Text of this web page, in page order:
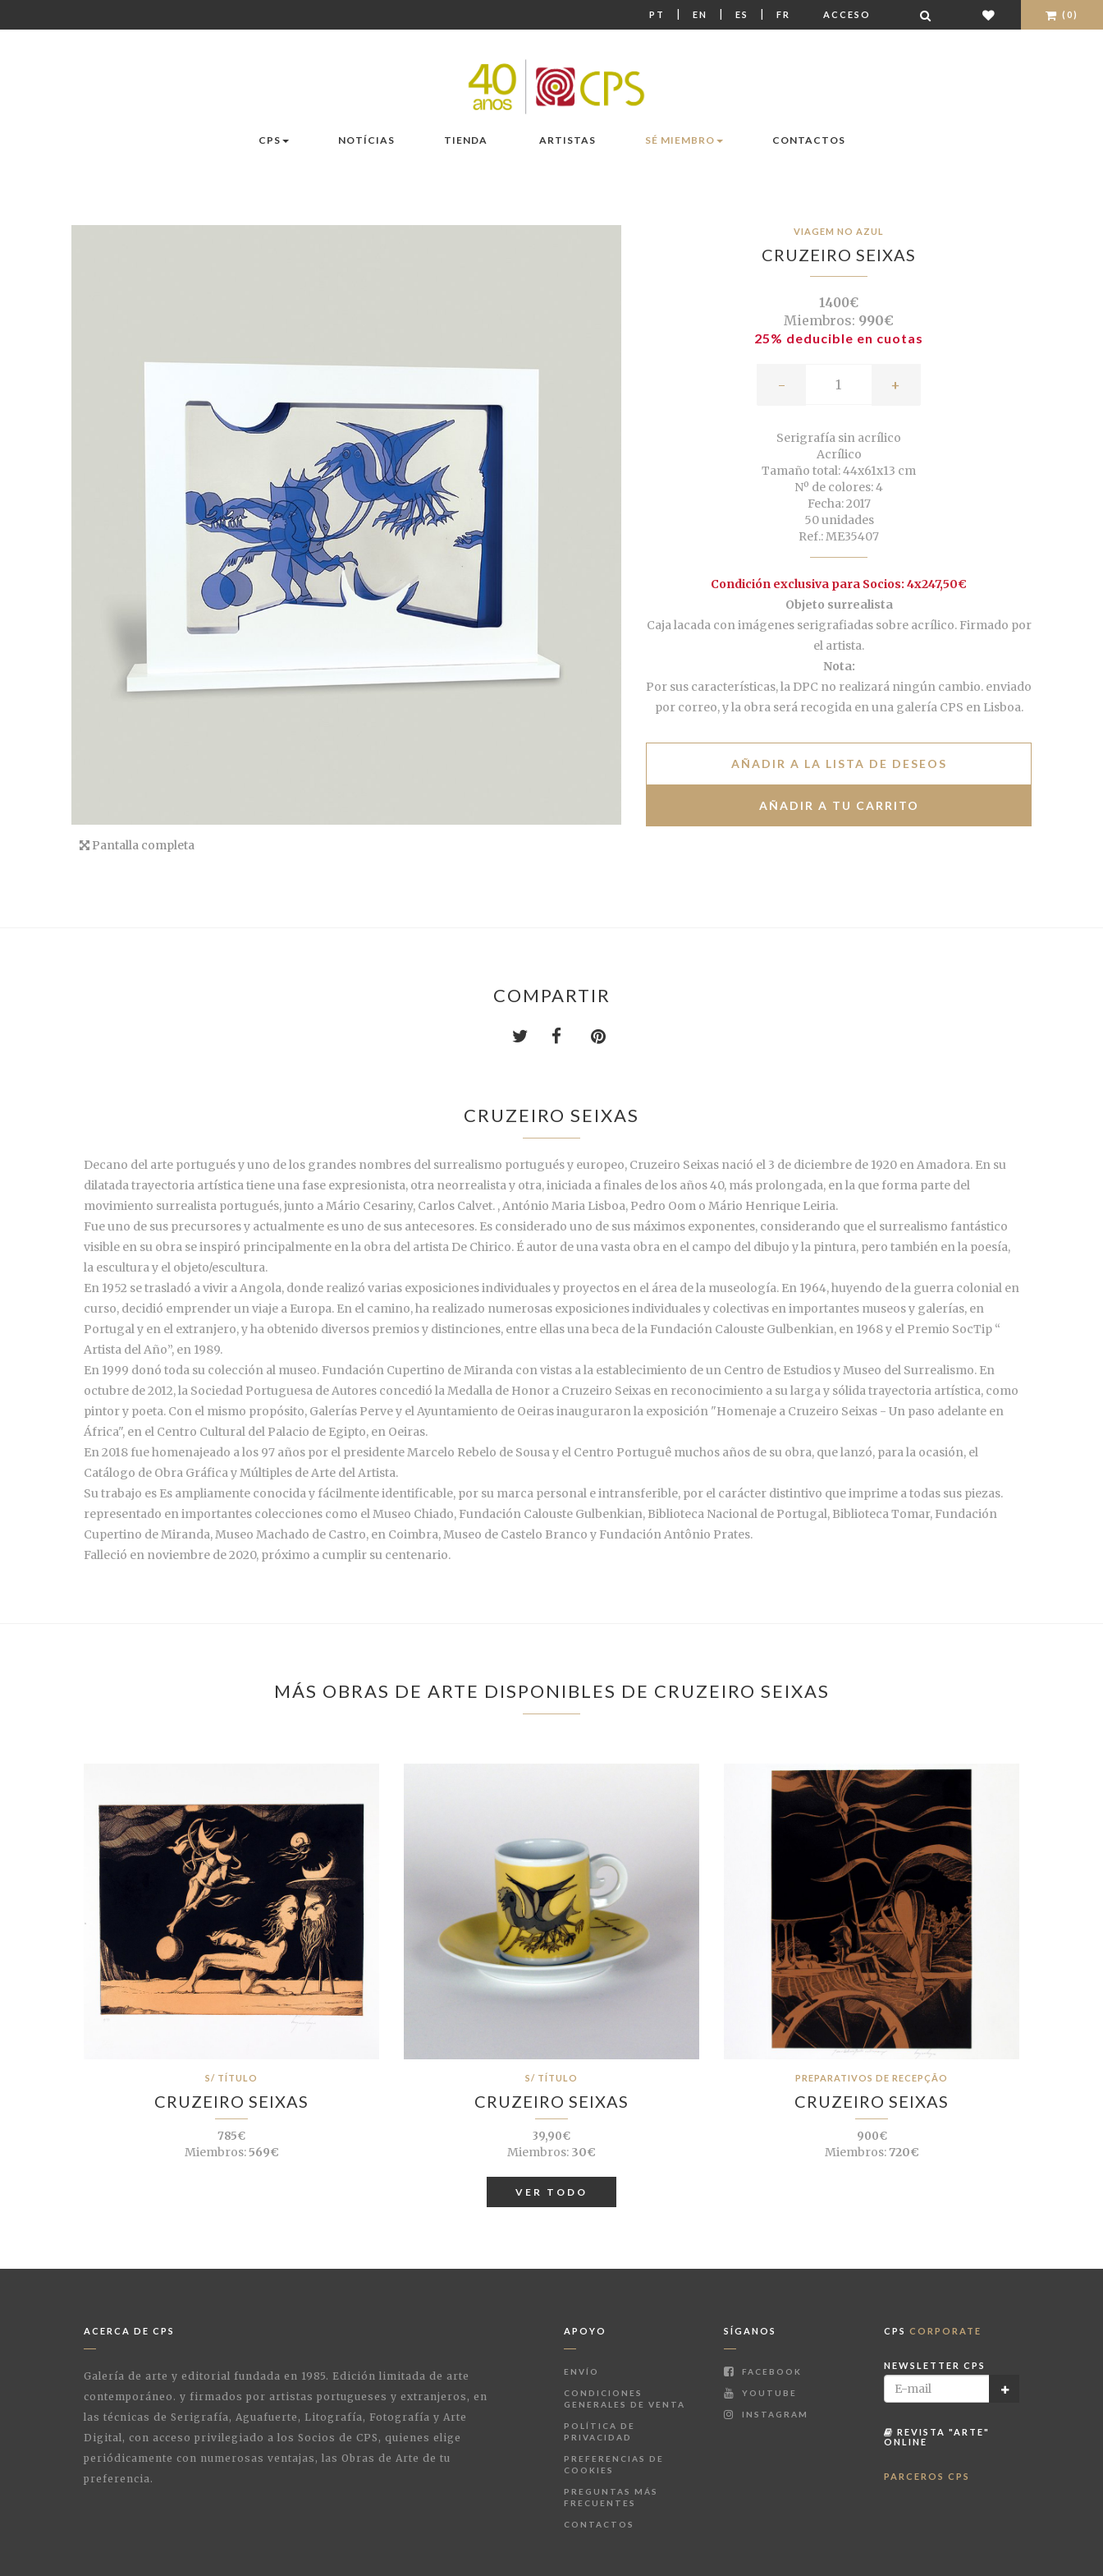
PT | EN | ES | FR ACCESO (0)
CPS NOTÍCIAS TIENDA ARTISTAS SÉ MIEMBRO CONTACTOS
Pantalla completa
VIAGEM NO AZUL
CRUZEIRO SEIXAS
1400€
Miembros: 990€
25% deducible en cuotas
- +
Serigrafía sin acrílico
Acrílico
Tamaño total: 44x61x13 cm
Nº de colores: 4
Fecha: 2017
50 unidades
Ref.: ME35407
Condición exclusiva para Socios: 4x247,50€
Objeto surrealista
Caja lacada con imágenes serigrafiadas sobre acrílico. Firmado por
el artista.
Nota:
Por sus características, la DPC no realizará ningún cambio. enviado
por correo, y la obra será recogida en una galería CPS en Lisboa.
AÑADIR A LA LISTA DE DESEOS
COMPARTIR
CRUZEIRO SEIXAS
Decano del arte portugués y uno de los grandes nombres del surrealismo portugués y europeo, Cruzeiro Seixas nació el 3 de diciembre de 1920 en Amadora. En su
dilatada trayectoria artística tiene una fase expresionista, otra neorrealista y otra, iniciada a finales de los años 40, más prolongada, en la que forma parte del
movimiento surrealista portugués, junto a Mário Cesariny, Carlos Calvet. , António Maria Lisboa, Pedro Oom o Mário Henrique Leiria.
Fue uno de sus precursores y actualmente es uno de sus antecesores. Es considerado uno de sus máximos exponentes, considerando que el surrealismo fantástico
visible en su obra se inspiró principalmente en la obra del artista De Chirico. É autor de una vasta obra en el campo del dibujo y la pintura, pero también en la poesía,
la escultura y el objeto/escultura.
En 1952 se trasladó a vivir a Angola, donde realizó varias exposiciones individuales y proyectos en el área de la museología. En 1964, huyendo de la guerra colonial en
curso, decidió emprender un viaje a Europa. En el camino, ha realizado numerosas exposiciones individuales y colectivas en importantes museos y galerías, en
Portugal y en el extranjero, y ha obtenido diversos premios y distinciones, entre ellas una beca de la Fundación Calouste Gulbenkian, en 1968 y el Premio SocTip “
Artista del Año”, en 1989.
En 1999 donó toda su colección al museo. Fundación Cupertino de Miranda con vistas a la establecimiento de un Centro de Estudios y Museo del Surrealismo. En
octubre de 2012, la Sociedad Portuguesa de Autores concedió la Medalla de Honor a Cruzeiro Seixas en reconocimiento a su larga y sólida trayectoria artística, como
pintor y poeta. Con el mismo propósito, Galerías Perve y el Ayuntamiento de Oeiras inauguraron la exposición "Homenaje a Cruzeiro Seixas - Un paso adelante en
África", en el Centro Cultural del Palacio de Egipto, en Oeiras.
En 2018 fue homenajeado a los 97 años por el presidente Marcelo Rebelo de Sousa y el Centro Portuguê muchos años de su obra, que lanzó, para la ocasión, el
Catálogo de Obra Gráfica y Múltiples de Arte del Artista.
Su trabajo es Es ampliamente conocida y fácilmente identificable, por su marca personal e intransferible, por el carácter distintivo que imprime a todas sus piezas.
representado en importantes colecciones como el Museo Chiado, Fundación Calouste Gulbenkian, Biblioteca Nacional de Portugal, Biblioteca Tomar, Fundación
Cupertino de Miranda, Museo Machado de Castro, en Coimbra, Museo de Castelo Branco y Fundación Antônio Prates.
Falleció en noviembre de 2020, próximo a cumplir su centenario.
MÁS OBRAS DE ARTE DISPONIBLES DE CRUZEIRO SEIXAS
S/ TÍTULO
CRUZEIRO SEIXAS
785€
Miembros:569€
S/ TÍTULO
CRUZEIRO SEIXAS
39,90€
Miembros: 30€
PREPARATIVOS DE RECEPÇÃO
CRUZEIRO SEIXAS
900€
Miembros:720€
VER TODO
ACERCA DE CPS
Galería de arte y editorial fundada en 1985. Edición limitada de arte
contemporáneo. y firmados por artistas portugueses y extranjeros, en
las técnicas de Serigrafía, Aguafuerte, Litografía, Fotografía y Arte
Digital, con acceso privilegiado a los Socios de CPS, quienes elige
periódicamente con numerosas ventajas, las Obras de Arte de tu
preferencia.
APOYO
ENVÍO
CONDICIONES
GENERALES DE VENTA
POLÍTICA DE
PRIVACIDAD
PREFERENCIAS DE
COOKIES
PREGUNTAS MÁS
FRECUENTES
CONTACTOS
SÍGANOS
FACEBOOK
YOUTUBE
INSTAGRAM
CPS CORPORATE
NEWSLETTER CPS
REVISTA "ARTE"
ONLINE
PARCEROS CPS